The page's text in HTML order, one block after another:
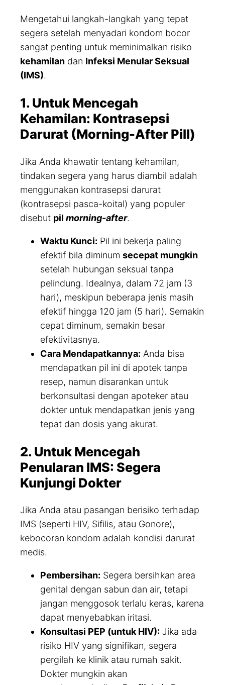
Mengetahui langkah-langkah yang tepat
segera setelah menyadari kondom bocor
sangat penting untuk meminimalkan risiko
kehamilan dan Infeksi Menular Seksual
(IMS).
1. Untuk Mencegah
Kehamilan: Kontrasepsi
Darurat (Morning-After Pill)
Jika Anda khawatir tentang kehamilan,
tindakan segera yang harus diambil adalah
menggunakan kontrasepsi darurat
(kontrasepsi pasca-koital) yang populer
disebut pil morning-after.
Waktu Kunci: Pil ini bekerja paling
efektif bila diminum secepat mungkin
setelah hubungan seksual tanpa
pelindung. Idealnya, dalam 72 jam (3
hari), meskipun beberapa jenis masih
efektif hingga 120 jam (5 hari). Semakin
cepat diminum, semakin besar
efektivitasnya.
Cara Mendapatkannya: Anda bisa
mendapatkan pil ini di apotek tanpa
resep, namun disarankan untuk
berkonsultasi dengan apoteker atau
dokter untuk mendapatkan jenis yang
tepat dan dosis yang akurat.
2. Untuk Mencegah
Penularan IMS: Segera
Kunjungi Dokter
Jika Anda atau pasangan berisiko terhadap
IMS (seperti HIV, Sifilis, atau Gonore),
kebocoran kondom adalah kondisi darurat
medis.
Pembersihan: Segera bersihkan area
genital dengan sabun dan air, tetapi
jangan menggosok terlalu keras, karena
dapat menyebabkan iritasi.
Konsultasi PEP (untuk HIV): Jika ada
risiko HIV yang signifikan, segera
pergilah ke klinik atau rumah sakit.
Dokter mungkin akan